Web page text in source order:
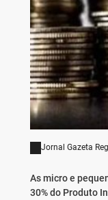
Jornal Gazeta
As micro e
30% do Produto